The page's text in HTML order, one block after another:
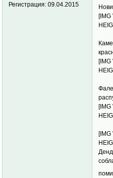
Регистрация:09.04.2015
[IMG
[IMG
[IMG
[IMG